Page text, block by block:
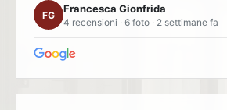
FG
Francesca Gionfrida
4 recensioni · 6 foto · 2 settimane fa